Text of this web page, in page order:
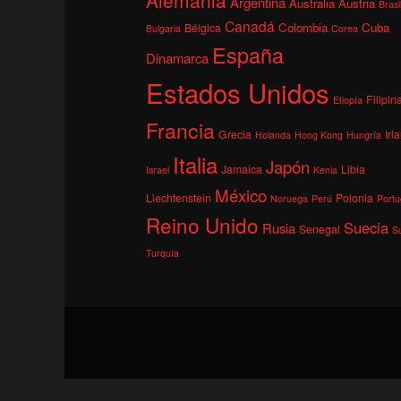
Brasil
Bulgaria Bélgica Canadá Colombia Corea Cuba
Dinamarca España
Estados Unidos Etiopía
Francia Grecia Holanda Hong Kong Hungría
Israel Italia Jamaica Japón Kenia Libia
Liechtenstein México Noruega Perú Polonia
Reino Unido Rusia Senegal Suecia
Turquía